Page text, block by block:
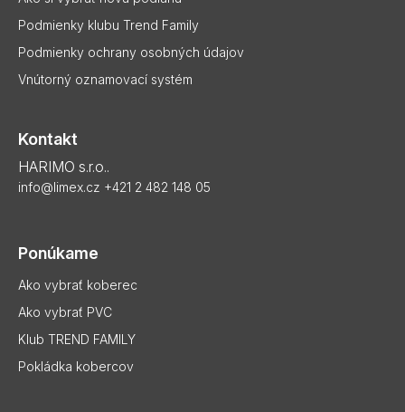
Podmienky klubu Trend Family
Podmienky ochrany osobných údajov
Vnútorný oznamovací systém
Kontakt
HARIMO s.r.o..
info@limex.cz +421 2 482 148 05
Ponúkame
Ako vybrať koberec
Ako vybrať PVC
Klub TREND FAMILY
Pokládka kobercov